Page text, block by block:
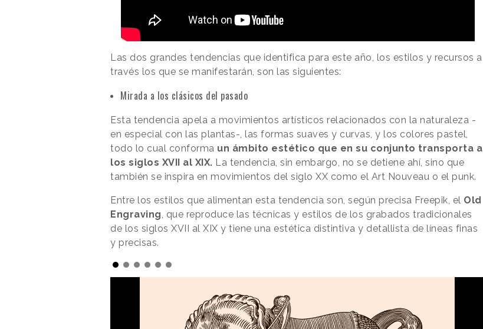
Las dos grandes tendencias que identifica para este año, los estilos y recursos a
través los que se manifestarán, son las siguientes:
Mirada a los clásicos del pasado
Esta tendencia apela a movimientos artísticos relacionados con la naturaleza -
en especial con las plantas-, las formas suaves y curvas, y los colores pastel,
todo lo cual conforma un ámbito estético que en su conjunto transporta a
los siglos XVII al XIX. La tendencia, sin embargo, no se detiene ahí, sino que
también se inspira en movimientos del siglo XX como el Art Nouveau o el punk.
Entre los estilos que alimentan esta tendencia son, según precisa Freepik, el Old
Engraving , que reproduce las técnicas y estilos de los grabados tradicionales
de los siglos XVII al XIX y tiene una estética distintiva y detallista de líneas finas
y precisas.